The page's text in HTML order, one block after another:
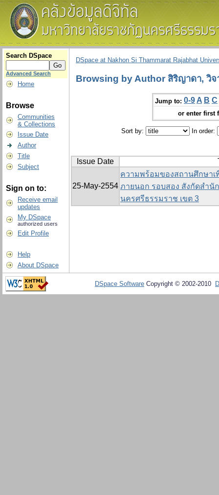
Search DSpace
Advanced Search
Home
Browse
Communities
& Collections
Issue Date
Author
Title
Subject
Sign on to:
Receive email
updates
My DSpace
authorized users
Edit Profile
Help
About DSpace
DSpace at Nakhon Si Thammarat Rajabhat
Browsing by Author สิริญาดา, วิ
Jump to: 0-9 A B C
or enter first
Sort by: In order:
Issue Date
25-May-2554
ความพร้อมของสถานศึกษา
ภายนอก รอบสอง สังกัดสำนั
นครศรีธรรมราช เขต 3
DSpace Software Copyright © 2002-2010